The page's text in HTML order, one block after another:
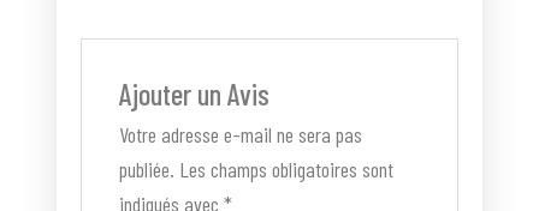
Ajouter un Avis
Votre adresse e-mail ne sera pas
publiée. Les champs obligatoires sont
indiqués avec *